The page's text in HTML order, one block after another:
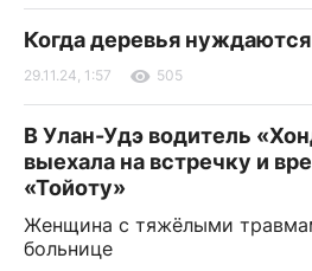
Когда деревья
29.11.24, 1:57 505
В Улан-Удэ водитель
выехала на встречку и
«Тойоту»
Женщина с тяжёлыми
больнице